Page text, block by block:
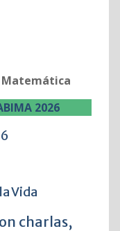
2026
Vida
charlas,